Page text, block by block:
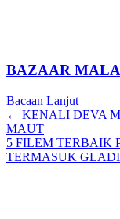
BAZAAR
Bacaan Lanjut
Posts
navigation
← KENALI DEVA
MAUT
5 FILEM TERBAIK
TERMASUK